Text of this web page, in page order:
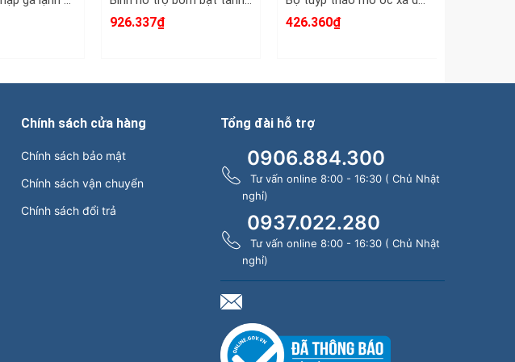
926.337₫ 426.360₫
Chính sách cửa hàng
Chính sách bảo mật
Chính sách vận chuyển
Chính sách đổi trả
Tổng đài hỗ trợ
0906.884.300
Tư vấn online 8:00 - 16:30 ( Chủ Nhật
nghỉ)
0937.022.280
Tư vấn online 8:00 - 16:30 ( Chủ Nhật
nghỉ)